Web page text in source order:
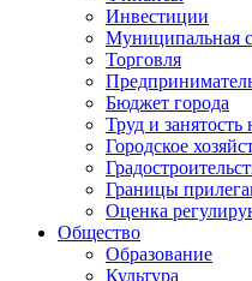
Инвестиции
Муниципальная
Торговля
Бюджет города
Труд и занятость
Городское
Границы
Оценка
Общество
Образование
Культура